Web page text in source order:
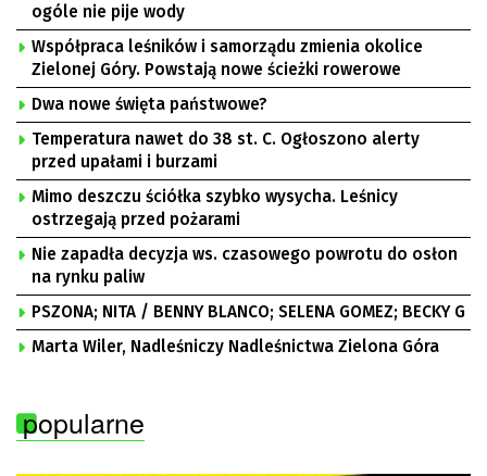
ogóle nie pije wody
Współpraca leśników i samorządu zmienia okolice
Zielonej Góry. Powstają nowe ścieżki rowerowe
Dwa nowe święta państwowe?
Temperatura nawet do 38 st. C. Ogłoszono alerty
przed upałami i burzami
Mimo deszczu ściółka szybko wysycha. Leśnicy
ostrzegają przed pożarami
Nie zapadła decyzja ws. czasowego powrotu do osłon
na rynku paliw
PSZONA; NITA / BENNY BLANCO; SELENA GOMEZ; BECKY G
Marta Wiler, Nadleśniczy Nadleśnictwa Zielona Góra
popularne